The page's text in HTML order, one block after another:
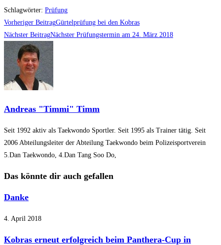
Schlagwörter: Prüfung
Weitere
Artikel
ansehen
Vorheriger BeitragGürtelprüfung bei den Kobras
Nächster BeitragNächster Prüfungstermin am 24. März 2018
Andreas "Timmi" Timm
Seit 1992 aktiv als Taekwondo Sportler. Seit 1995 als Trainer tätig. Seit
2006 Abteilungsleiter der Abteilung Taekwondo beim Polizeisportverein
5.Dan Taekwondo, 4.Dan Tang Soo Do,
Das könnte dir auch gefallen
Danke
4. April 2018
Kobras erneut erfolgreich beim Panthera-Cup in